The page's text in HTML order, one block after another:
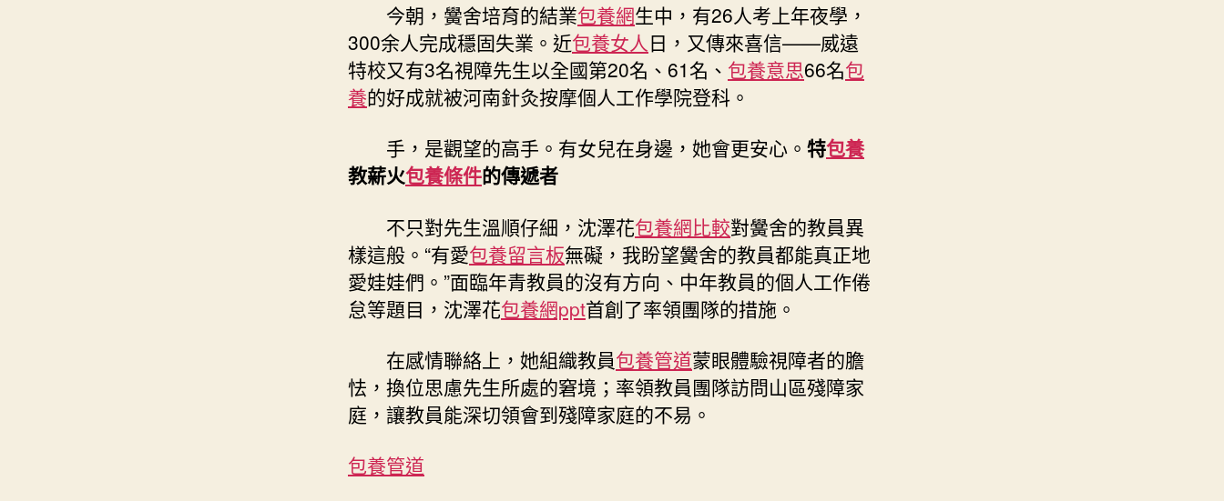
今朝，黌舍培育的結業包養網生中，有26人考上年夜學，
300余人完成穩固失業。近包養女人日，又傳來喜信——威遠
特校又有3名視障先生以全國第20名、61名、 包養意思66名包
養的好成就被河南針灸按摩個人工作學院登科。
手，是觀望的高手。有女兒在身邊，她會更安心。 特包養
教薪火包養條件的傳遞者
不只對先生溫順仔細，沈澤花包養網比較對黌舍的教員異
樣這般。“有愛包養留言板無礙，我盼望黌舍的教員都能真正地
愛娃娃們。”面臨年青教員的沒有方向、中年教員的個人工作倦
怠等題目，沈澤花包養網ppt首創了率領團隊的措施。
在感情聯絡上，她組織教員包養管道蒙眼體驗視障者的膽
怯，換位思慮先生所處的窘境；率領教員團隊訪問山區殘障家
庭，讓教員能深切領會到殘障家庭的不易。
包養管道